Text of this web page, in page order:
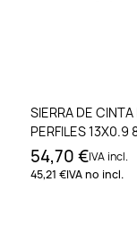
SIERRA DE
PERFILES
54,70 €IVA incl.
45,21 €IVA no incl.